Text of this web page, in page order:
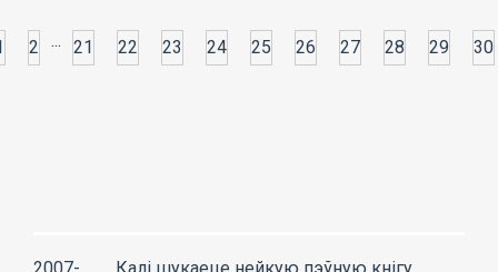
2 ... 21 22 23 24 25 26 27 28 29 30